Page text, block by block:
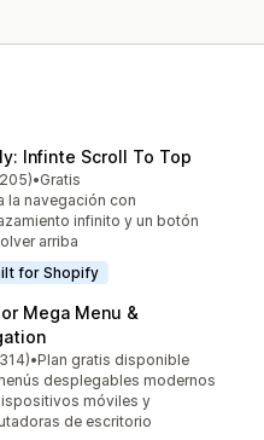
Infinte Scroll To Top
estrellas
en total
•Gratis
la navegación con
infinito y un botón
arriba
for Shopify
Mega Menu &
estrellas
en total
•Plan gratis disponible
desplegables modernos
móviles y
de escritorio